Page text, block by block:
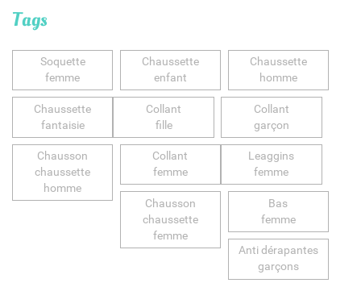
Tags
Soquette
femme
Chaussette
enfant
Chaussette
homme
Chaussette
fantaisie
Collant
fille
Collant
garçon
Chausson
chaussette
homme
Collant
femme
Leaggins
femme
Chausson
chaussette
femme
Bas
femme
Anti dérapantes
garçons